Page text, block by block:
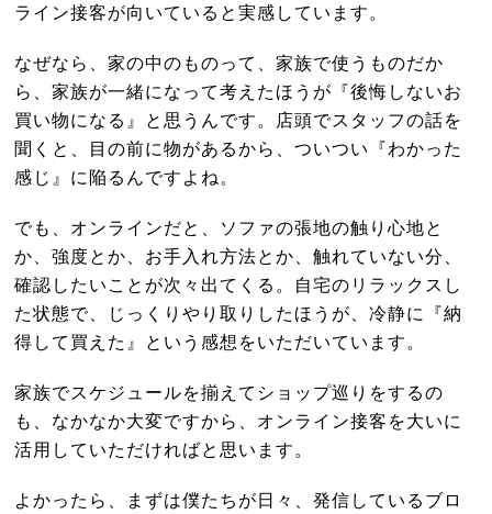
ライン接客が向いていると実感しています。
なぜなら、家の中のものって、家族で使うものだか
ら、家族が一緒になって考えたほうが『後悔しないお
買い物になる』と思うんです。店頭でスタッフの話を
聞くと、目の前に物があるから、ついつい『わかった
感じ』に陥るんですよね。
でも、オンラインだと、ソファの張地の触り心地と
か、強度とか、お手入れ方法とか、触れていない分、
確認したいことが次々出てくる。自宅のリラックスし
た状態で、じっくりやり取りしたほうが、冷静に『納
得して買えた』という感想をいただいています。
家族でスケジュールを揃えてショップ巡りをするの
も、なかなか大変ですから、オンライン接客を大いに
活用していただければと思います。
よかったら、まずは僕たちが日々、発信しているブロ